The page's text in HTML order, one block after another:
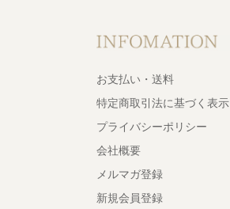
お支払い・送料
特定商取引法に基づく表示
プライバシーポリシー
会社概要
メルマガ登録
新規会員登録